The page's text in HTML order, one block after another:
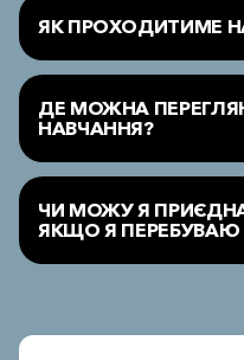
ЯК ПРОХОДИТИМЕ
ДЕ МОЖНА
НАВЧАННЯ?
ЧИ МОЖУ Я
ЯКЩО Я ПЕРЕБУВАЮ